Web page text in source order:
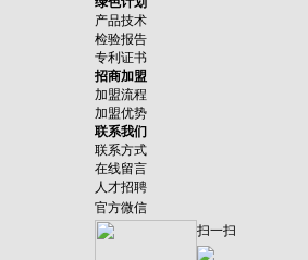
产品技术
检验报告
专利证书
招商加盟
加盟流程
加盟优势
联系我们
联系方式
在线留言
人才招聘
官方微信
扫一扫